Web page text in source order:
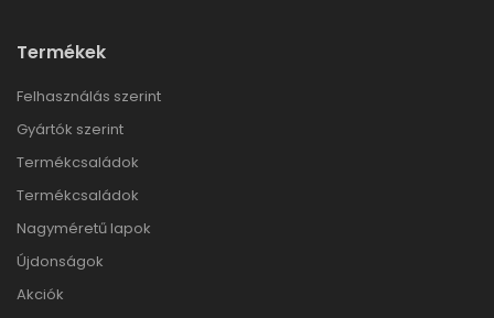
Termékek
Felhasználás szerint
Gyártók szerint
Termékcsaládok
Termékcsaládok
Nagyméretű lapok
Újdonságok
Akciók